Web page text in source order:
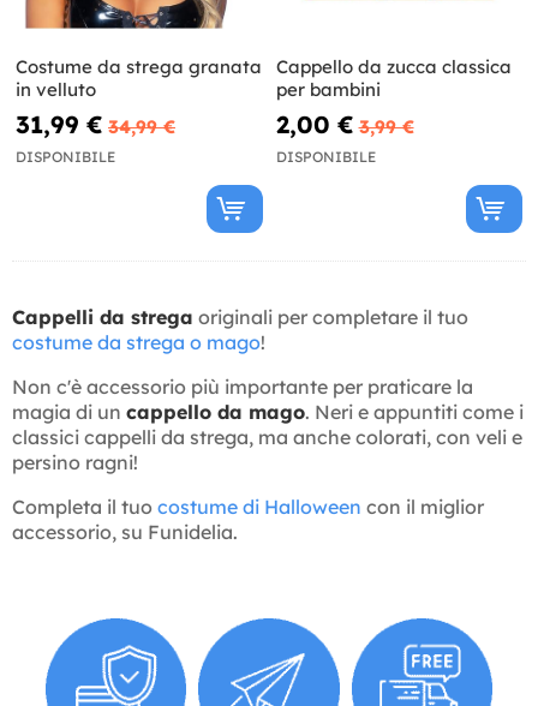
Costume da strega granata
in velluto
31,99 € 34,99 €
DISPONIBILE
Cappello da zucca classica
per bambini
2,00 € 3,99 €
DISPONIBILE
Cappelli da strega originali per completare il tuo
costume da strega o mago!
Non c'è accessorio più importante per praticare la
magia di un cappello da mago. Neri e appuntiti come i
classici cappelli da strega, ma anche colorati, con veli e
persino ragni!
Completa il tuo costume di Halloween con il miglior
accessorio, su Funidelia.